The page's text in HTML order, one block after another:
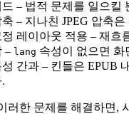
– 법적 문제를 일으킬
– 지나친 JPEG 압축
레이아웃 적용 – 재흐
– lang 속성이 없으면 화
간과 – 킨들은 EPUB
러한 문제를 해결하면,